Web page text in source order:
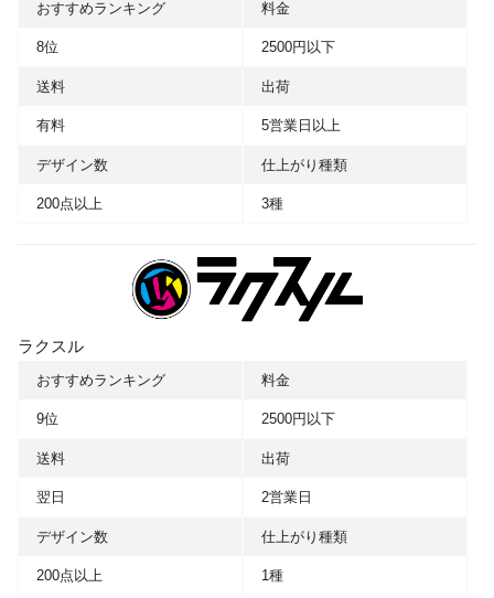
おすすめランキング
8位
料金
2500円以下
送料
有料
出荷
5営業日以上
デザイン数
200点以上
仕上がり種類
3種
ラクスル
おすすめランキング
9位
料金
2500円以下
送料
翌日
出荷
2営業日
デザイン数
200点以上
仕上がり種類
1種